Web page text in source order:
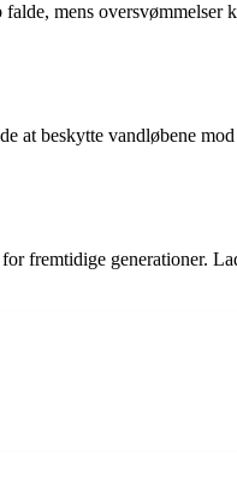
mens oversvømmelser
at beskytte vandløbene
fremtidige generationer.